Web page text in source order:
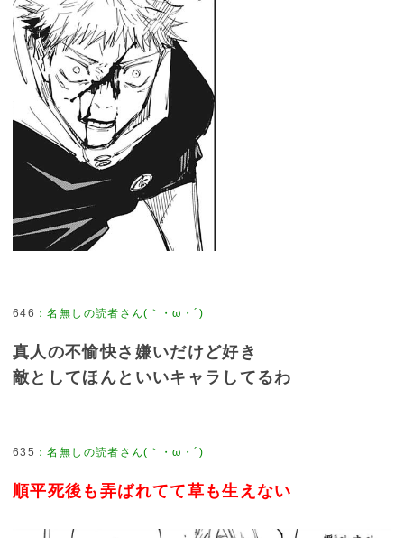
646 ：名無しの読者さん(｀・ω・´)
真人の不愉快さ嫌いだけど好き
敵としてほんといいキャラしてるわ
635 ：名無しの読者さん(｀・ω・´)
順平死後も弄ばれてて草も生えない